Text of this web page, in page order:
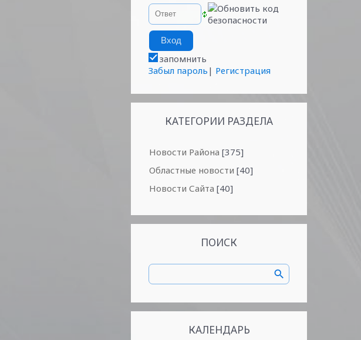
запомнить
Забыл пароль | Регистрация
КАТЕГОРИИ РАЗДЕЛА
Новости Района [375]
Областные новости [40]
Новости Сайта [40]
ПОИСК
КАЛЕНДАРЬ